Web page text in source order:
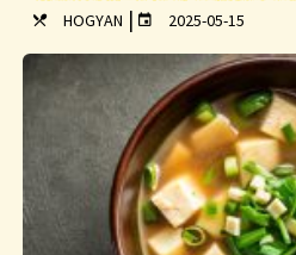
HOGYAN | 2025-05-15